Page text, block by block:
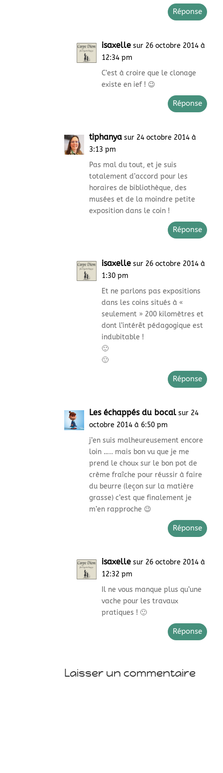
Réponse
isaxelle sur 26 octobre 2014 à
12:34 pm
C’est à croire que le clonage
existe en ief ! 😉
Réponse
tiphanya sur 24 octobre 2014 à
3:13 pm
Pas mal du tout, et je suis
totalement d’accord pour les
horaires de bibliothèque, des
musées et de la moindre petite
exposition dans le coin !
Réponse
isaxelle sur 26 octobre 2014 à
1:30 pm
Et ne parlons pas expositions
dans les coins situés à «
seulement » 200 kilomètres et
dont l’intérêt pédagogique est
indubitable !
🙂
🙂
Réponse
Les échappés du bocal sur 24
octobre 2014 à 6:50 pm
j’en suis malheureusement encore
loin ….. mais bon vu que je me
prend le choux sur le bon pot de
crème fraîche pour réussir à faire
du beurre (leçon sur la matière
grasse) c’est que finalement je
m’en rapproche 😉
Réponse
isaxelle sur 26 octobre 2014 à
12:32 pm
Il ne vous manque plus qu’une
vache pour les travaux
pratiques ! 🙂
Réponse
Laisser un commentaire